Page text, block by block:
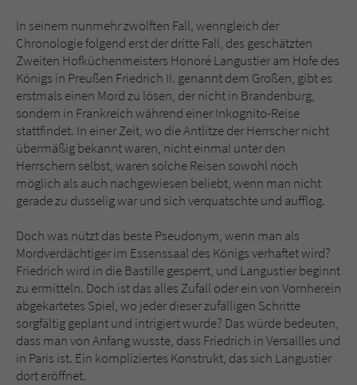
In seinem nunmehr zwölften Fall, wenngleich der
Chronologie folgend erst der dritte Fall, des geschätzten
Zweiten Hofküchenmeisters Honoré Langustier am Hofe des
Königs in Preußen Friedrich II. genannt dem Großen, gibt es
erstmals einen Mord zu lösen, der nicht in Brandenburg,
sondern in Frankreich während einer Inkognito-Reise
stattfindet. In einer Zeit, wo die Antlitze der Herrscher nicht
übermäßig bekannt waren, nicht einmal unter den
Herrschern selbst, waren solche Reisen sowohl noch
möglich als auch nachgewiesen beliebt, wenn man nicht
gerade zu dusselig war und sich verquatschte und aufflog.
Doch was nützt das beste Pseudonym, wenn man als
Mordverdächtiger im Essenssaal des Königs verhaftet wird?
Friedrich wird in die Bastille gesperrt, und Langustier beginnt
zu ermitteln. Doch ist das alles Zufall oder ein von Vornherein
abgekartetes Spiel, wo jeder dieser zufälligen Schritte
sorgfältig geplant und intrigiert wurde? Das würde bedeuten,
dass man von Anfang wusste, dass Friedrich in Versailles und
in Paris ist. Ein kompliziertes Konstrukt, das sich Langustier
dort eröffnet.